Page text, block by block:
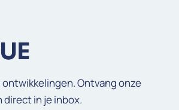
ontwikkelingen. Ontvang onze
direct in je inbox.